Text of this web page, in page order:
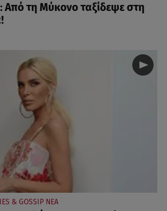
Από τη Μύκονο ταξίδεψε στη
& GOSSIP ΝΕΑ